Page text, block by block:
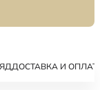
ДОСТАВКА И